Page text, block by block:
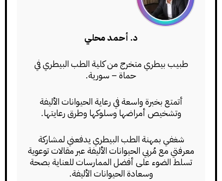
د. أحمد محلي
طبيب بيطري متخرج من كلية الطب البيطري في
حماة – سورية.
أتمتع بخبرة واسعة في رعاية الحيوانات الأليفة
وتشخيص أمراضها وسلوكها وطرق رعايتها.
شغفي بمهنة الطب البيطري يدفعني لمشاركة
معرفتي مع مُربي الحيوانات الأليفة عبر مقالات توعوية
تسلط الضوء على أفضل الممارسات للعناية بصحة
وسعادة الحيوانات الأليفة.